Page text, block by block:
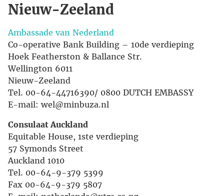
Nieuw-Zeeland
Ambassade van Nederland
Co-operative Bank Building – 10de verdieping
Hoek Featherston & Ballance Str.
Wellington 6011
Nieuw-Zeeland
Tel. 00-64-44716390/ 0800 DUTCH EMBASSY
E-mail: wel@minbuza.nl
Consulaat Auckland
Equitable House, 1ste verdieping
57 Symonds Street
Auckland 1010
Tel. 00-64-9-379 5399
Fax 00-64-9-379 5807